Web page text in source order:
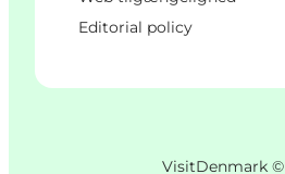
Editorial policy
VisitDenmark ©